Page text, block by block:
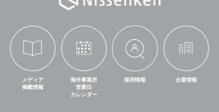
メディア
掲載情報
海外事業所
営業日
カレンダー
採用情報 企業情報